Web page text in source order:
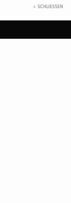
× SCHLIESSEN